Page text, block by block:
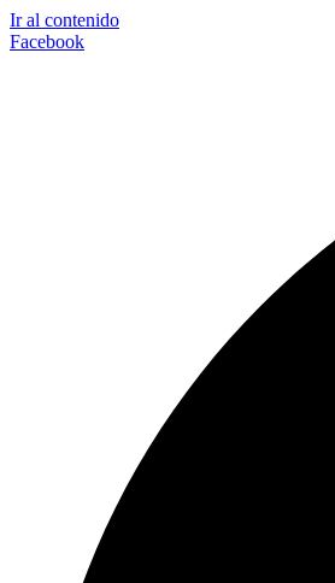
Ir al contenido
Facebook